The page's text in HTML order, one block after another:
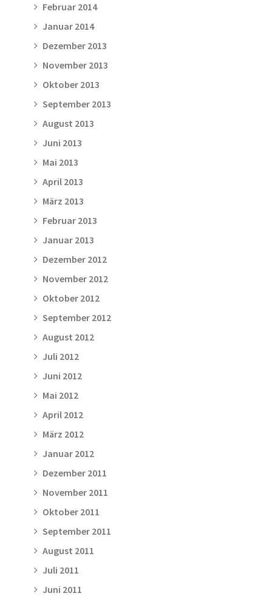
Februar 2014
Januar 2014
Dezember 2013
November 2013
Oktober 2013
September 2013
August 2013
Juni 2013
Mai 2013
April 2013
März 2013
Februar 2013
Januar 2013
Dezember 2012
November 2012
Oktober 2012
September 2012
August 2012
Juli 2012
Juni 2012
Mai 2012
April 2012
März 2012
Januar 2012
Dezember 2011
November 2011
Oktober 2011
September 2011
August 2011
Juli 2011
Juni 2011